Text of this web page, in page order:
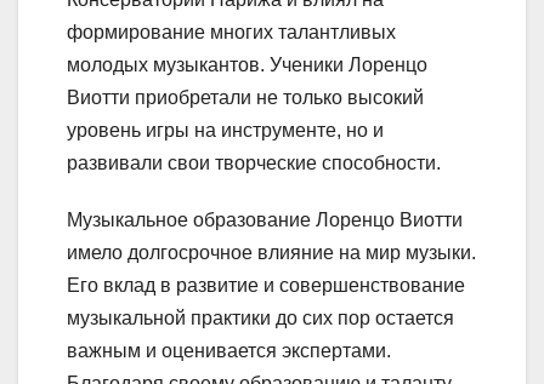
формирование многих талантливых
молодых музыкантов. Ученики Лоренцо
Виотти приобретали не только высокий
уровень игры на инструменте, но и
развивали свои творческие способности.
Музыкальное образование Лоренцо Виотти
имело долгосрочное влияние на мир музыки.
Его вклад в развитие и совершенствование
музыкальной практики до сих пор остается
важным и оценивается экспертами.